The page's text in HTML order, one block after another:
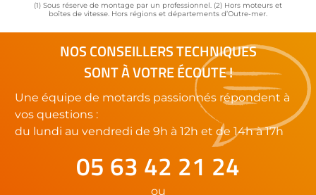
(1) Sous réserve de montage par un professionnel. (2) Hors moteurs et
boîtes de vitesse. Hors régions et départements d’Outre-mer.
NOS CONSEILLERS TECHNIQUES
SONT À VOTRE ÉCOUTE !
Une équipe de motards passionnés répondent à
vos questions :
du lundi au vendredi de 9h à 12h et de 14h à 17h
05 63 42 21 24
ou